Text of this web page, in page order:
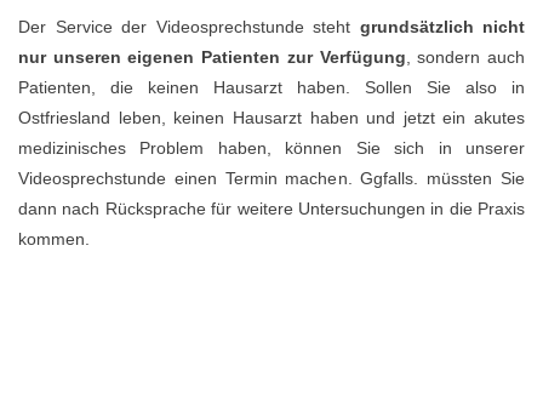
Der Service der Videosprechstunde steht grundsätzlich nicht
nur unseren eigenen Patienten zur Verfügung , sondern auch
Patienten, die keinen Hausarzt haben. Sollen Sie also in
Ostfriesland leben, keinen Hausarzt haben und jetzt ein akutes
medizinisches Problem haben, können Sie sich in unserer
Videosprechstunde einen Termin machen. Ggfalls. müssten Sie
dann nach Rücksprache für weitere Untersuchungen in die Praxis
kommen.